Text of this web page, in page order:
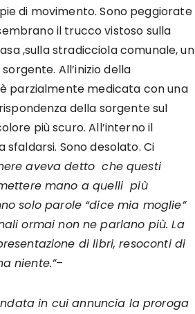
di movimento. Sono peggiorate
il trucco vistoso sulla
,sulla stradicciola comunale, un
All’inizio della
parzialmente medicata con una
della sorgente sul
più scuro. All’interno il
Sono desolato. Ci
aveva detto che questi
mano a quelli più
solo parole “dice mia moglie”
ormai non ne parlano più. La
di libri, resoconti di
niente.”–
in cui annuncia la proroga